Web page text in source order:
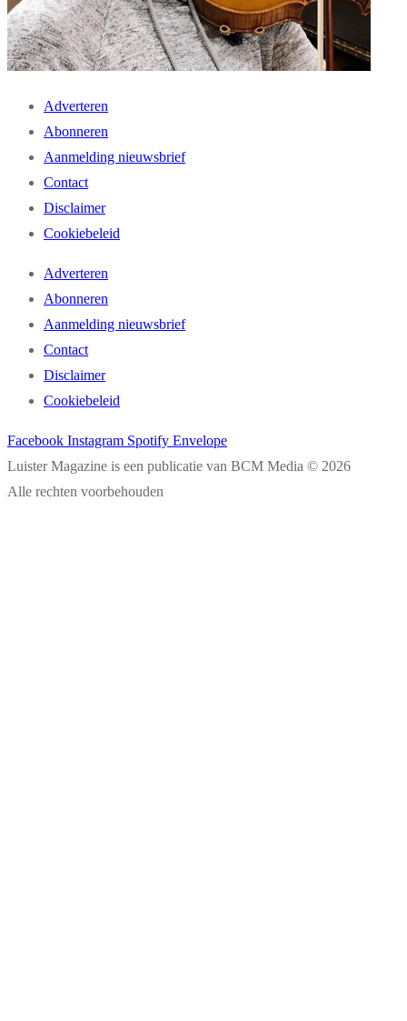
Adverteren
Abonneren
Aanmelding nieuwsbrief
Contact
Disclaimer
Cookiebeleid
Adverteren
Abonneren
Aanmelding nieuwsbrief
Contact
Disclaimer
Cookiebeleid
Facebook Instagram Spotify Envelope
Luister Magazine is een publicatie van BCM Media © 2026
Alle rechten voorbehouden